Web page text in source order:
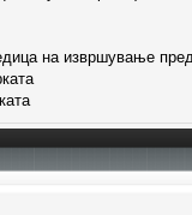
на извршување